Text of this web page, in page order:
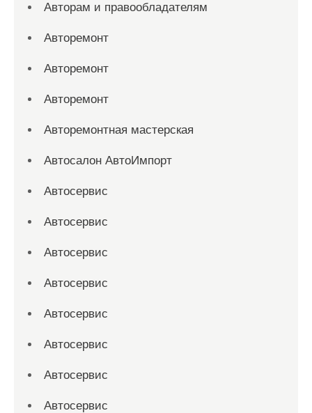
Авторам и правообладателям
Авторемонт
Авторемонт
Авторемонт
Авторемонтная мастерская
Автосалон АвтоИмпорт
Автосервис
Автосервис
Автосервис
Автосервис
Автосервис
Автосервис
Автосервис
Автосервис